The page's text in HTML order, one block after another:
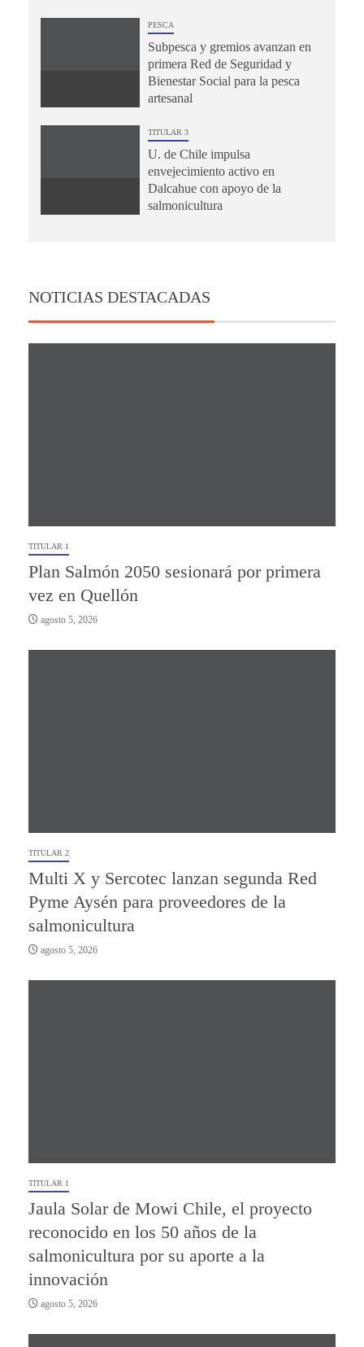
PESCA
Subpesca y gremios avanzan en
primera Red de Seguridad y
Bienestar Social para la pesca
artesanal
TITULAR 3
U. de Chile impulsa
envejecimiento activo en
Dalcahue con apoyo de la
salmonicultura
NOTICIAS DESTACADAS
TITULAR 1
Plan Salmón 2050 sesionará por primera
vez en Quellón
agosto 5, 2026
TITULAR 2
Multi X y Sercotec lanzan segunda Red
Pyme Aysén para proveedores de la
salmonicultura
agosto 5, 2026
TITULAR 1
Jaula Solar de Mowi Chile, el proyecto
reconocido en los 50 años de la
salmonicultura por su aporte a la
innovación
agosto 5, 2026